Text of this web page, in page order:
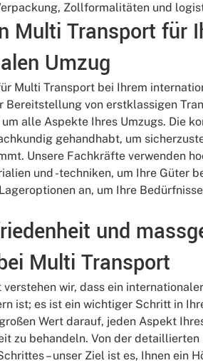
Zollformalitäten und
Multi Transport für
Umzug
Multi Transport bei Ihrem
Bereitstellung von erstklassigen
alle Aspekte Ihres Umzugs. Die
gehandhabt, um
Unsere Fachkräfte verwenden
und -techniken, um Ihre Güter
an, um Ihre
und
Multi Transport
wir, dass ein
ist; es ist ein wichtiger Schritt in
Wert darauf, jeden Aspekt
zu behandeln. Von der
– unser Ziel ist es, Ihnen ein